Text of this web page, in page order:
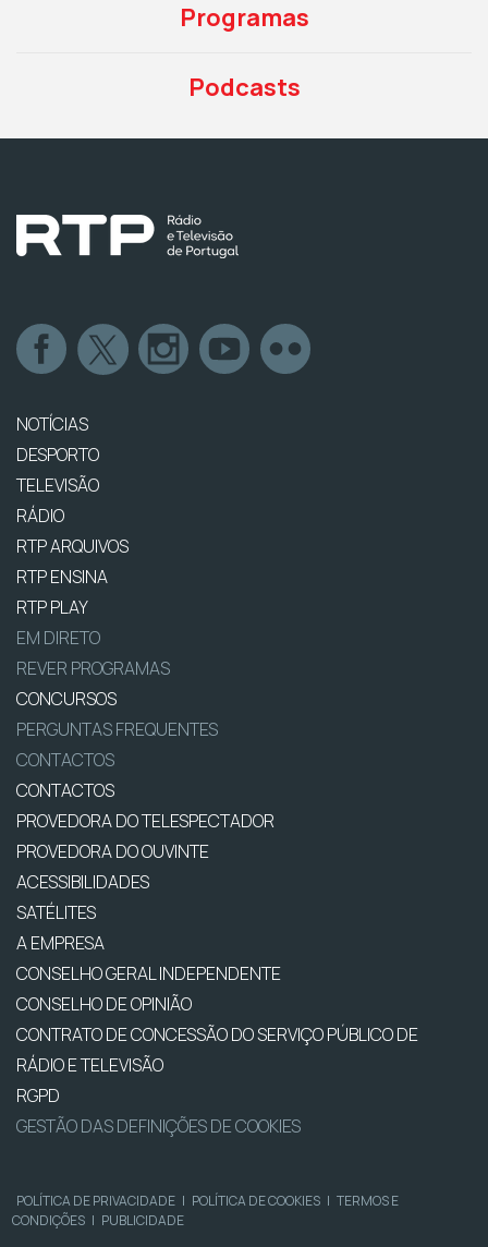
Programas
Podcasts
NOTÍCIAS
DESPORTO
TELEVISÃO
RÁDIO
RTP ARQUIVOS
RTP ENSINA
RTP PLAY
EM DIRETO
REVER PROGRAMAS
CONCURSOS
PERGUNTAS FREQUENTES
CONTACTOS
CONTACTOS
PROVEDORA DO TELESPECTADOR
PROVEDORA DO OUVINTE
ACESSIBILIDADES
SATÉLITES
A EMPRESA
CONSELHO GERAL INDEPENDENTE
CONSELHO DE OPINIÃO
CONTRATO DE CONCESSÃO DO SERVIÇO PÚBLICO DE
RÁDIO E TELEVISÃO
RGPD
GESTÃO DAS DEFINIÇÕES DE COOKIES
POLÍTICA DE PRIVACIDADE | POLÍTICA DE COOKIES | TERMOS E
CONDIÇÕES | PUBLICIDADE